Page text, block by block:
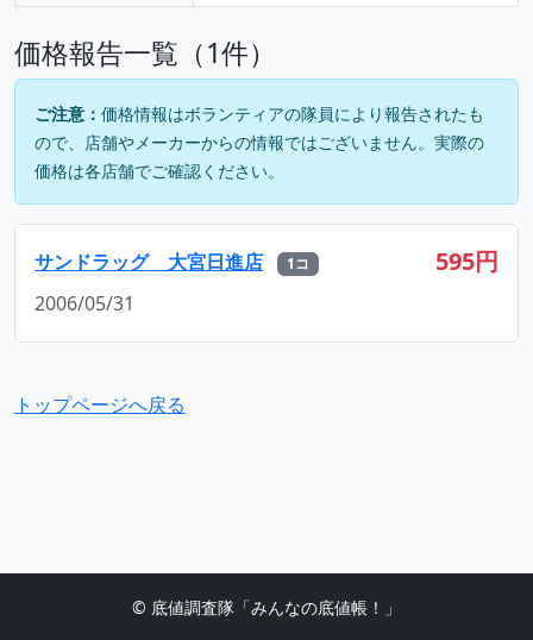
価格報告一覧（1件）
ご注意： 価格情報はボランティアの隊員により報告されたも
ので、店舗やメーカーからの情報ではございません。実際の
価格は各店舗でご確認ください。
サンドラッグ 大宮日進店 1コ 595円
2006/05/31
トップページへ戻る
© 底値調査隊「みんなの底値帳！」